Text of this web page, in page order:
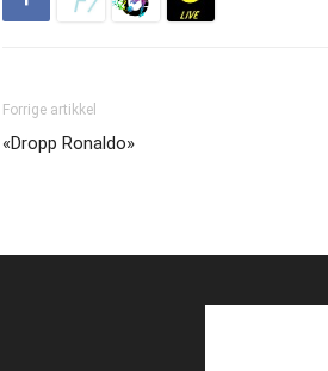
Forrige artikkel
«Dropp Ronaldo»